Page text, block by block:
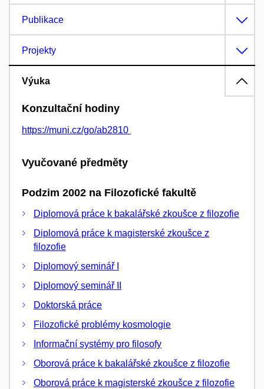
Publikace
Projekty
Výuka
Konzultační hodiny
https://muni.cz/go/ab2810
Vyučované předměty
Podzim 2002 na Filozofické fakultě
Diplomová práce k bakalářské zkoušce z filozofie
Diplomová práce k magisterské zkoušce z
filozofie
Diplomový seminář I
Diplomový seminář II
Doktorská práce
Filozofické problémy kosmologie
Informační systémy pro filosofy
Oborová práce k bakalářské zkoušce z filozofie
Oborová práce k magisterské zkoušce z filozofie